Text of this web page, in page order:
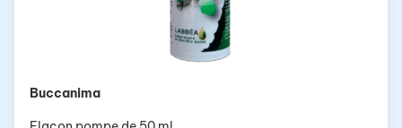
Buccanima